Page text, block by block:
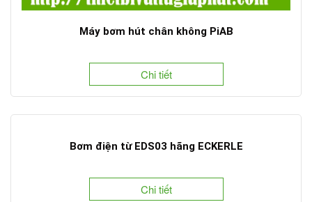
Máy bơm hút chân không PiAB
Chi tiết
Bơm điện từ EDS03 hãng ECKERLE
Chi tiết